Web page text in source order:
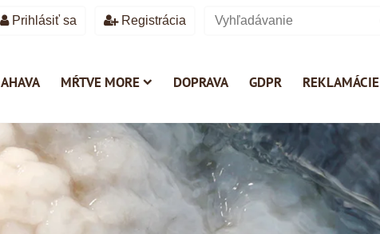
Prihlásiť sa Registrácia
AHAVA MŔTVE MORE DOPRAVA GDPR REKLAMÁCIE